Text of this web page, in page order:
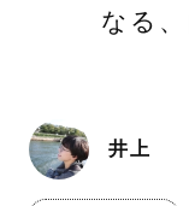
なる
井上